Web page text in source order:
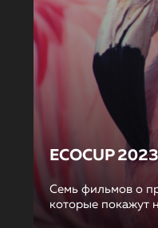
ECOCUP 2023
Семь фильмов о
которые покажут